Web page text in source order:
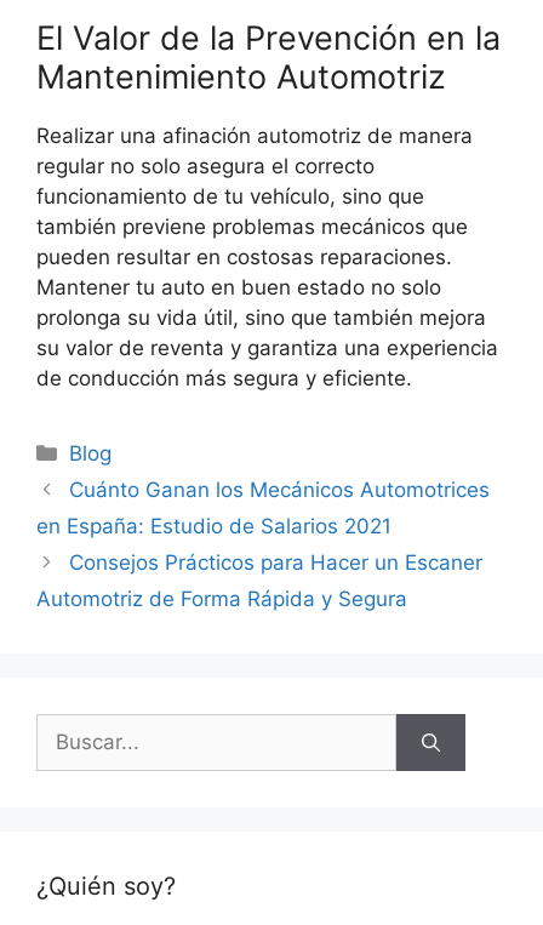
El Valor de la Prevención en la
Mantenimiento Automotriz
Realizar una afinación automotriz de manera
regular no solo asegura el correcto
funcionamiento de tu vehículo, sino que
también previene problemas mecánicos que
pueden resultar en costosas reparaciones.
Mantener tu auto en buen estado no solo
prolonga su vida útil, sino que también mejora
su valor de reventa y garantiza una experiencia
de conducción más segura y eficiente.
Categorías
Blog
Cuánto Ganan los Mecánicos Automotrices
en España: Estudio de Salarios 2021
Consejos Prácticos para Hacer un Escaner
Automotriz de Forma Rápida y Segura
Buscar:
¿Quién soy?